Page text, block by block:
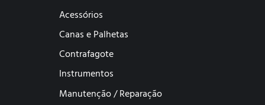
Acessórios
Canas e Palhetas
Contrafagote
Instrumentos
Manutenção / Reparação